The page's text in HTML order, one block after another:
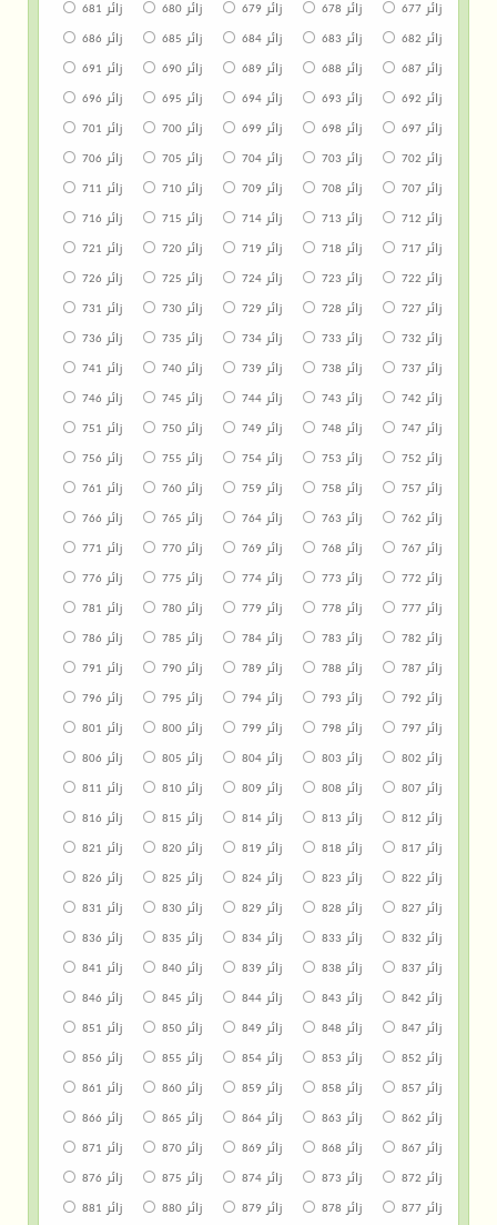
زائر 677 زائر 678 زائر 679 زائر 680
زائر 681
زائر 682
زائر 683 زائر 684 زائر 685
زائر 686
زائر 687
زائر 688 زائر 689 زائر 690
زائر 691
زائر 692
زائر 693 زائر 694 زائر 695
زائر 696
زائر 697
زائر 698 زائر 699 زائر 700
زائر 701
زائر 702
زائر 703 زائر 704 زائر 705
زائر 706
زائر 707
زائر 708 زائر 709 زائر 710
زائر 711
زائر 712
زائر 713 زائر 714 زائر 715
زائر 716
زائر 717
زائر 718 زائر 719 زائر 720
زائر 721
زائر 722
زائر 723 زائر 724 زائر 725
زائر 726
زائر 727
زائر 728 زائر 729 زائر 730
زائر 731
زائر 732
زائر 733 زائر 734 زائر 735
زائر 736
زائر 737
زائر 738 زائر 739 زائر 740
زائر 741
زائر 742
زائر 743 زائر 744 زائر 745
زائر 746
زائر 747
زائر 748 زائر 749 زائر 750
زائر 751
زائر 752
زائر 753 زائر 754 زائر 755
زائر 756
زائر 757
زائر 758 زائر 759 زائر 760
زائر 761
زائر 762
زائر 763 زائر 764 زائر 765
زائر 766
زائر 767
زائر 768 زائر 769 زائر 770
زائر 771
زائر 772
زائر 773 زائر 774 زائر 775
زائر 776
زائر 777
زائر 778 زائر 779 زائر 780
زائر 781
زائر 782
زائر 783 زائر 784 زائر 785
زائر 786
زائر 787
زائر 788 زائر 789 زائر 790
زائر 791
زائر 792
زائر 793 زائر 794 زائر 795
زائر 796
زائر 797
زائر 798 زائر 799 زائر 800
زائر 801
زائر 802
زائر 803 زائر 804 زائر 805
زائر 806
زائر 807
زائر 808 زائر 809 زائر 810
زائر 811
زائر 812
زائر 813 زائر 814 زائر 815
زائر 816
زائر 817
زائر 818 زائر 819 زائر 820
زائر 821
زائر 822
زائر 823 زائر 824 زائر 825
زائر 826
زائر 827
زائر 828 زائر 829 زائر 830
زائر 831
زائر 832
زائر 833 زائر 834 زائر 835
زائر 836
زائر 837
زائر 838 زائر 839 زائر 840
زائر 841
زائر 842
زائر 843 زائر 844 زائر 845
زائر 846
زائر 847
زائر 848 زائر 849 زائر 850
زائر 851
زائر 852
زائر 853 زائر 854 زائر 855
زائر 856
زائر 857
زائر 858 زائر 859 زائر 860
زائر 861
زائر 862
زائر 863 زائر 864 زائر 865
زائر 866
زائر 867
زائر 868 زائر 869 زائر 870
زائر 871
زائر 872
زائر 873 زائر 874 زائر 875
زائر 876
زائر 877
زائر 878 زائر 879 زائر 880
زائر 881